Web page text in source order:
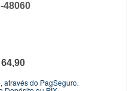
48060
através do PagSeguro.